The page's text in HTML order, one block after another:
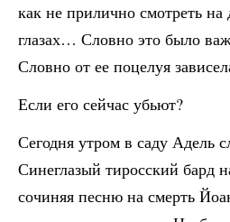
как не прилично смотреть
глазах… Словно это было
Словно от ее поцелуя
Если его сейчас убьют?
Сегодня утром в саду Адель
Синеглазый тиросский бард
сочиняя песню на смерть